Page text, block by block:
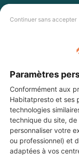
Continuer sans accepter
Paramètres
Conformément aux
Habitatpresto et ses
technologies
technique du site, de
personnaliser votre
ou professionnel) et
adaptées à vos
PAS
Vous souhaitez
choisir ? Demandez des